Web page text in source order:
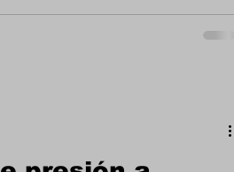
de las pólizas. El Colegio